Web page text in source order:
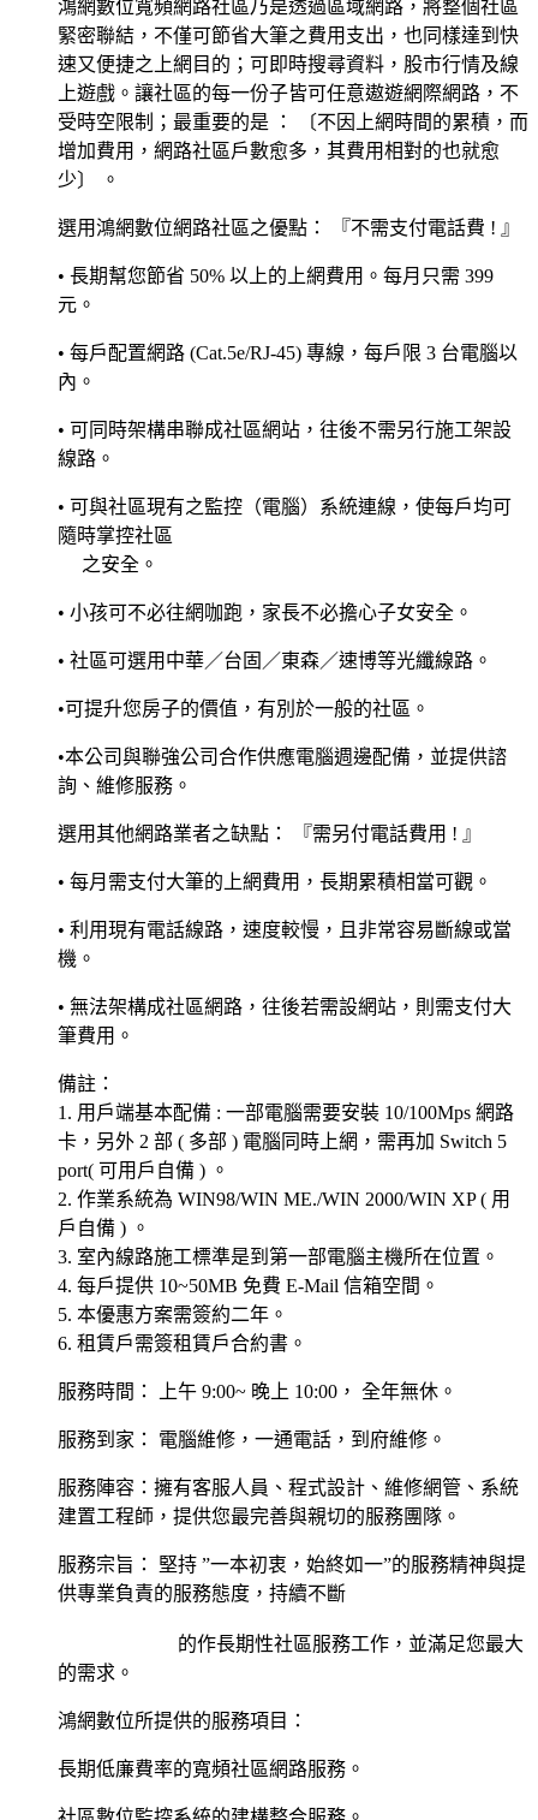
鴻網數位寬頻網路社區乃是透過區域網路，將整個社區
緊密聯結，不僅可節省大筆之費用支出，也同樣達到快
速又便捷之上網目的；可即時搜尋資料，股市行情及線
上遊戲。讓社區的每一份子皆可任意遨遊網際網路，不
受時空限制；最重要的是 ： 〔不因上網時間的累積，而
增加費用，網路社區戶數愈多，其費用相對的也就愈
少〕 。
選用鴻網數位網路社區之優點： 『不需支付電話費 ! 』
• 長期幫您節省 50% 以上的上網費用。每月只需 399
元。
• 每戶配置網路 (Cat.5e/RJ-45) 專線，每戶限 3 台電腦以
內。
• 可同時架構串聯成社區網站，往後不需另行施工架設
線路。
• 可與社區現有之監控（電腦）系統連線，使每戶均可
隨時掌控社區
之安全。
• 小孩可不必往網咖跑，家長不必擔心子女安全。
• 社區可選用中華／台固／東森／速博等光纖線路。
•可提升您房子的價值，有別於一般的社區。
•本公司與聯強公司合作供應電腦週邊配備，並提供諮
詢、維修服務。
選用其他網路業者之缺點： 『需另付電話費用 ! 』
• 每月需支付大筆的上網費用，長期累積相當可觀。
• 利用現有電話線路，速度較慢，且非常容易斷線或當
機。
• 無法架構成社區網路，往後若需設網站，則需支付大
筆費用。
備註：
1. 用戶端基本配備 : 一部電腦需要安裝 10/100Mps 網路
卡，另外 2 部 ( 多部 ) 電腦同時上網，需再加 Switch 5
port( 可用戶自備 ) 。
2. 作業系統為 WIN98/WIN ME./WIN 2000/WIN XP ( 用
戶自備 ) 。
3. 室內線路施工標準是到第一部電腦主機所在位置。
4. 每戶提供 10~50MB 免費 E-Mail 信箱空間。
5. 本優惠方案需簽約二年。
6. 租賃戶需簽租賃戶合約書。
服務時間： 上午 9:00~ 晚上 10:00， 全年無休。
服務到家： 電腦維修，一通電話，到府維修。
服務陣容：擁有客服人員、程式設計、維修網管、系統
建置工程師，提供您最完善與親切的服務團隊。
服務宗旨： 堅持 ”一本初衷，始終如一”的服務精神與提
供專業負責的服務態度，持續不斷
的作長期性社區服務工作，並滿足您最大
的需求。
鴻網數位所提供的服務項目：
長期低廉費率的寬頻社區網路服務。